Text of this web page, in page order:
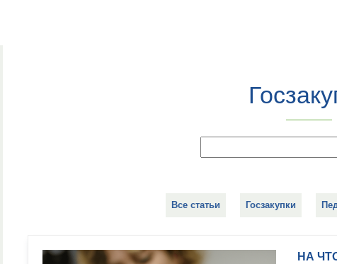
Все статьи Госзакупки
НА